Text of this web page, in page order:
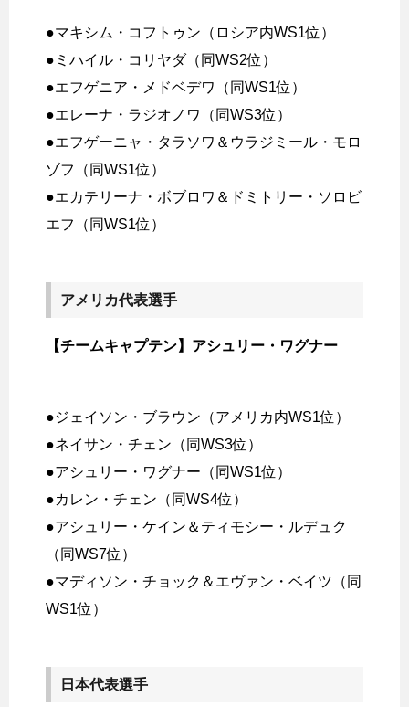
●マキシム・コフトゥン（ロシア内WS1位）
●ミハイル・コリヤダ（同WS2位）
●エフゲニア・メドベデワ（同WS1位）
●エレーナ・ラジオノワ（同WS3位）
●エフゲーニャ・タラソワ＆ウラジミール・モロ
ゾフ（同WS1位）
●エカテリーナ・ボブロワ＆ドミトリー・ソロビ
エフ（同WS1位）
アメリカ代表選手
【チームキャプテン】アシュリー・ワグナー
●ジェイソン・ブラウン（アメリカ内WS1位）
●ネイサン・チェン（同WS3位）
●アシュリー・ワグナー（同WS1位）
●カレン・チェン（同WS4位）
●アシュリー・ケイン＆ティモシー・ルデュク
（同WS7位）
●マディソン・チョック＆エヴァン・ベイツ（同
WS1位）
日本代表選手